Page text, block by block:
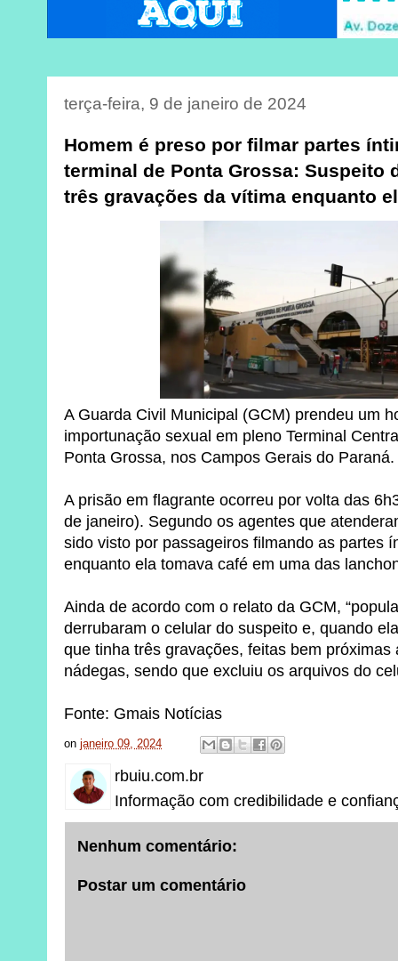
terça-feira, 9 de janeiro de 2024
Homem é preso por filmar partes
terminal de Ponta Grossa: Suspeito
três gravações da vítima enquanto
A Guarda Civil Municipal (GCM) prendeu um
importunação sexual em pleno Terminal
Ponta Grossa, nos Campos Gerais do Paraná.
A prisão em flagrante ocorreu por volta das
de janeiro). Segundo os agentes que
sido visto por passageiros filmando as partes
enquanto ela tomava café em uma das
Ainda de acordo com o relato da GCM,
derrubaram o celular do suspeito e, quando
que tinha três gravações, feitas bem
nádegas, sendo que excluiu os arquivos do
Fonte: Gmais Notícias
onjaneiro 09, 2024
rbuiu.com.br
Informação com credibilidade e
Nenhum comentário:
Postar um comentário